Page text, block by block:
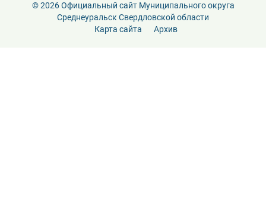
© 2026 Официальный сайт Муниципального округа
Среднеуральск Свердловской области
Карта сайта
Архив